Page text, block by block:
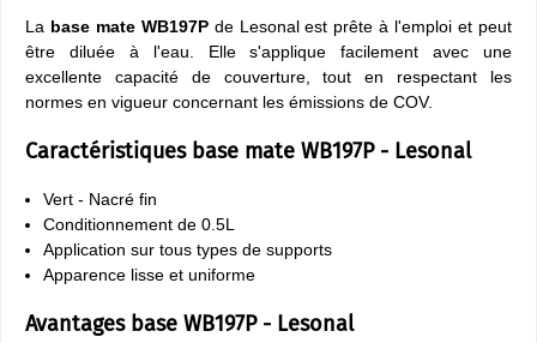
La base mate WB197Pde Lesonal est prête à l'emploi et peut
être diluée à l'eau. Elle s'applique facilement avec une
excellente capacité de couverture, tout en respectant les
normes en vigueur concernant les émissions de COV.
Caractéristiques base mate WB197P - Lesonal
Vert - Nacré fin
Conditionnement de 0.5L
Application sur tous types de supports
Apparence lisse et uniforme
Avantages base WB197P - Lesonal